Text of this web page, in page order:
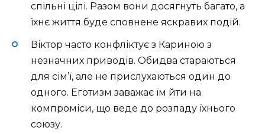
спільні цілі. Разом вони досягнуть багато, а
їхнє життя буде сповнене яскравих подій.
Віктор часто конфліктує з Кариною з
незначних приводів. Обидва стараються
для сім’ї, але не прислухаються один до
одного. Еготизм заважає їм йти на
компроміси, що веде до розпаду їхнього
союзу.